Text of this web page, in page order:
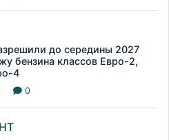
до середины 2027
бензина классов Евро-2,
4
0